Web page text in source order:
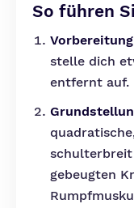
So führen
stelle dich
entfernt auf.
schulterbreit
gebeugten